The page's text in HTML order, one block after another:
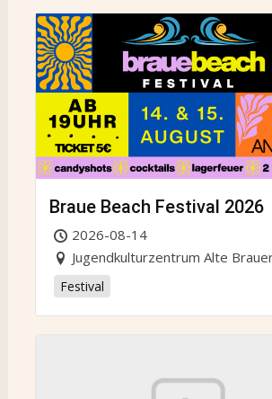
Braue Beach Festival 2026
2026-08-14
Jugendkulturzentrum Alte
Festival